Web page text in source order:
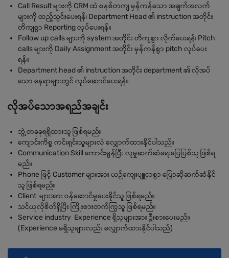
Call Result များကို CRM ထဲ စနစ်တကျ မှန်ကန်သော အချက်အလက်
များကို ထည့်သွင်းပေးရန်၊ Department Head ၏ instruction အတိုင်း
တိကျစွာ Reporting လုပ်ပေးရန်။
Follow up calls များကို system အတိုင်း တိကျစွာ လိုက်ပေးရန်၊ Pitch
calls များကို Daily Assignment အတိုင်း မှန်ကန်စွာ pitch လုပ်ပေး
ရန်။
Department head ၏ instruction အတိုင်း department ၏ လိုအပ်
သော နေရာများတွင် လုပ်ဆောင်ပေးရန်။
လိုအပ်သောအရည်အချင်း
ဘွဲ့တခုခုရရှိထားသူ ဖြစ်ရမည်။
ကျောင်းကိစ္စ ကင်းရှင်းသူများလဲ လျှောက်ထားနိုင်ပါသည်။
Communication Skill ကောင်းမွန်ပြီး လူမှုဆက်ဆံရေးပြေပြစ်သူ ဖြစ်ရ
မည်။
Phone ဖြင့် Customer များအား ယဉ်ကျေးပျူငှာစွာ ပြောဆိုဆက်ဆံနိုင်
သူ ဖြစ်ရမည်။
Client များအား ဝန်ဆောင်မှုပေးနိုင်သူ ဖြစ်ရမည်။
သင်ယူလိုစိတ်ရှိပြီး ကြိုးစားတက်ကြွသူ ဖြစ်ရမည်။
Service industry Experience ရှိသူများအား ဦးစားပေးမည်။
(Experience မရှိသူများလည်း လျှောက်ထားနိုင်ပါသည်)